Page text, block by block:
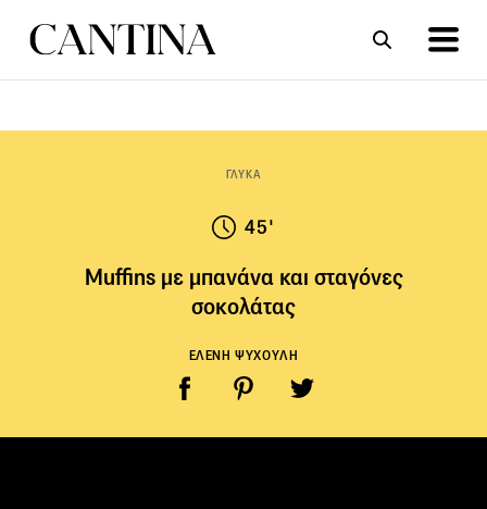
ΓΛΥΚΑ
45'
Muffins με μπανάνα και σταγόνες
σοκολάτας
ΕΛΕΝΗ ΨΥΧΟΥΛΗ